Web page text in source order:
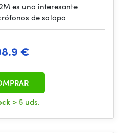
es una interesante
de solapa
€
> 5 uds.